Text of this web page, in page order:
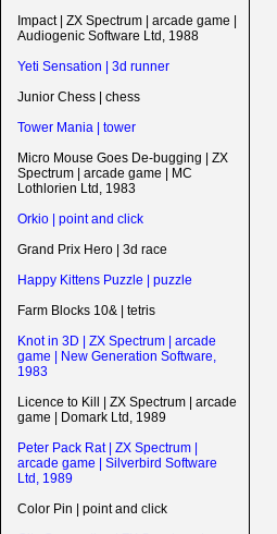
Impact | ZX Spectrum | arcade game |
Audiogenic Software Ltd, 1988
Yeti Sensation | 3d runner
Junior Chess | chess
Tower Mania | tower
Micro Mouse Goes De-bugging | ZX
Spectrum | arcade game | MC
Lothlorien Ltd, 1983
Orkio | point and click
Grand Prix Hero | 3d race
Happy Kittens Puzzle | puzzle
Farm Blocks 10& | tetris
Knot in 3D | ZX Spectrum | arcade
game | New Generation Software,
1983
Licence to Kill | ZX Spectrum | arcade
game | Domark Ltd, 1989
Peter Pack Rat | ZX Spectrum |
arcade game | Silverbird Software
Ltd, 1989
Color Pin | point and click